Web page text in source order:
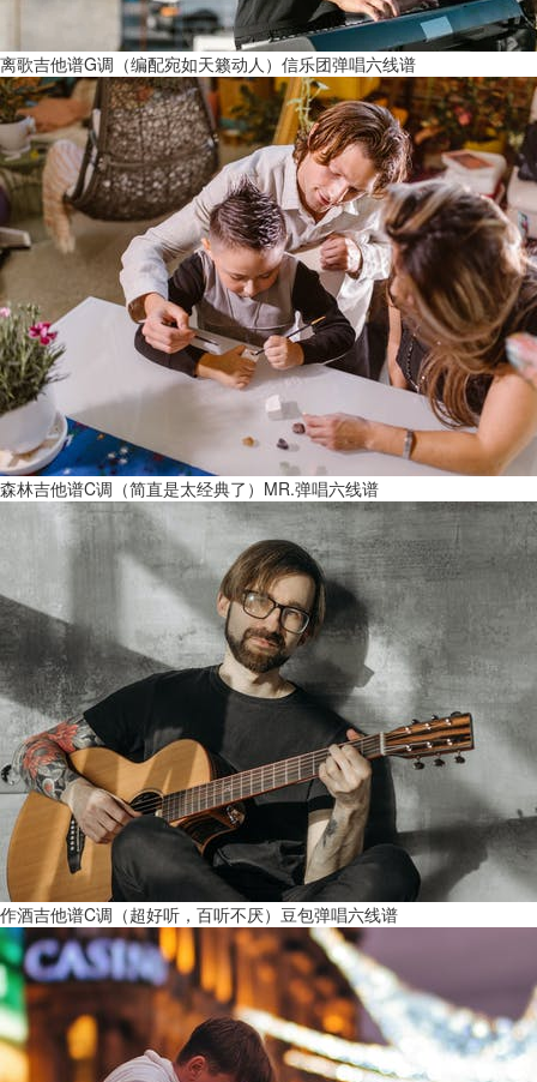
离歌吉他谱G调（编配宛如天籁动人）信乐团弹唱六线谱
森林吉他谱C调（简直是太经典了）MR.弹唱六线谱
作酒吉他谱C调（超好听，百听不厌）豆包弹唱六线谱